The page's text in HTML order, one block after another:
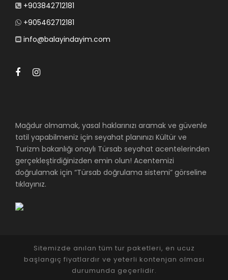
+903842712181
+905462712181
info@balayindayim.com
Mağdur olmamak, yasal haklarınızı aramak ve güvenle
tatil yapabilmeniz için seyahat planınızı Kültür ve
Turizm bakanlığı onaylı Türsab seyahat acentelerinden
gerçekleştirdiğinizden emin olun! Acentemizi
doğrulamak için “Türsab doğrulama sistemi” görseline
tıklayınız.
Sitemizde anılan tüm tur paketleri, en ucuz
başlangıç fiyatlardır ve yeterli kontenjan olması
durumunda geçerlidir.